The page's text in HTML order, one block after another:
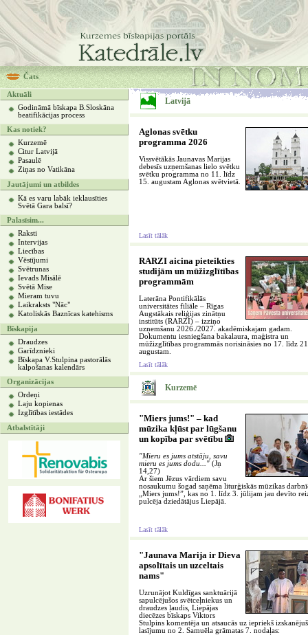
Čats
Aktuāli
Godināmā bīskapa B.Sloskāna
beatifikācijas process
Kas notiek?
Kurzemē
Citur Latvijā
Pasaulē
Ziņas no Vatikāna
Jautājumi un atbildes
Kā es varu labāk ieklausīties
Svētā Gara balsī?
Palasīsim...
Raksti
Intervijas
Liecības
Vēstījumi
Svētrunas
Ievads Misālē
Svētā Mise
Mieram tuvu
Laikraksts "Nāc"
Katoliskās Baznīcas katehisms
Bīskapija
Draudzes
Garīdznieki
Bīskapa V.Stulpina pastorālās
kalpošanas kalendārs
Organizācijas
Ordeņi
Laju kopienas
Izglītības iestādes
Atbalstītāji
Latvijā
Aglonas svētku
programma 2026
Vissvētākās Jaunavas Marijas
debesīs uzņemšanas lielo svētku
svētku programma no 11. līdz
15. augustam Aglonas svētvietā.
Lasīt tālāk
RARZI aicina pieteikties
studijām un mūžizglītības
programmām
Laterāna Pontifikālās
universitātes filiāle – Rīgas
Augstākais reliģijas zinātņu
institūts (RARZI) – izziņo
uzņemšanu 2026./2027. akadēmiskajam gadam.
Dokumentu iesniegšana bakalaura, maģistra un
mūžizglītības programmās norisināsies no 17. līdz
augustam.
Lasīt tālāk
Kurzemē
"Miers jums!" – kad
mūzika kļūst par lūgšanu
un kopība par svētību
"Mieru es jums atstāju, savu
mieru es jums dodu..." (Jņ
14,27)
Ar šiem Jēzus vārdiem savu
nosaukumu šogad saņēma liturģiskās mūzikas
„Miers jums!”, kas no 1. līdz 3. jūlijam jau devīto
pulcēja dziedātājus Liepājā.
Lasīt tālāk
"Jaunava Marija ir Dieva
apsolītais un uzceltais
nams"
Uzrunājot Kuldīgas sanktuārijā
sapulcējušos svētceļniekus un
draudzes ļaudis, Liepājas
diecēzes bīskaps Viktors
Stulpins komentēja un atsaucās uz iepriekš
lasījumu no 2. Samuēla grāmatas 7. nodaļas: